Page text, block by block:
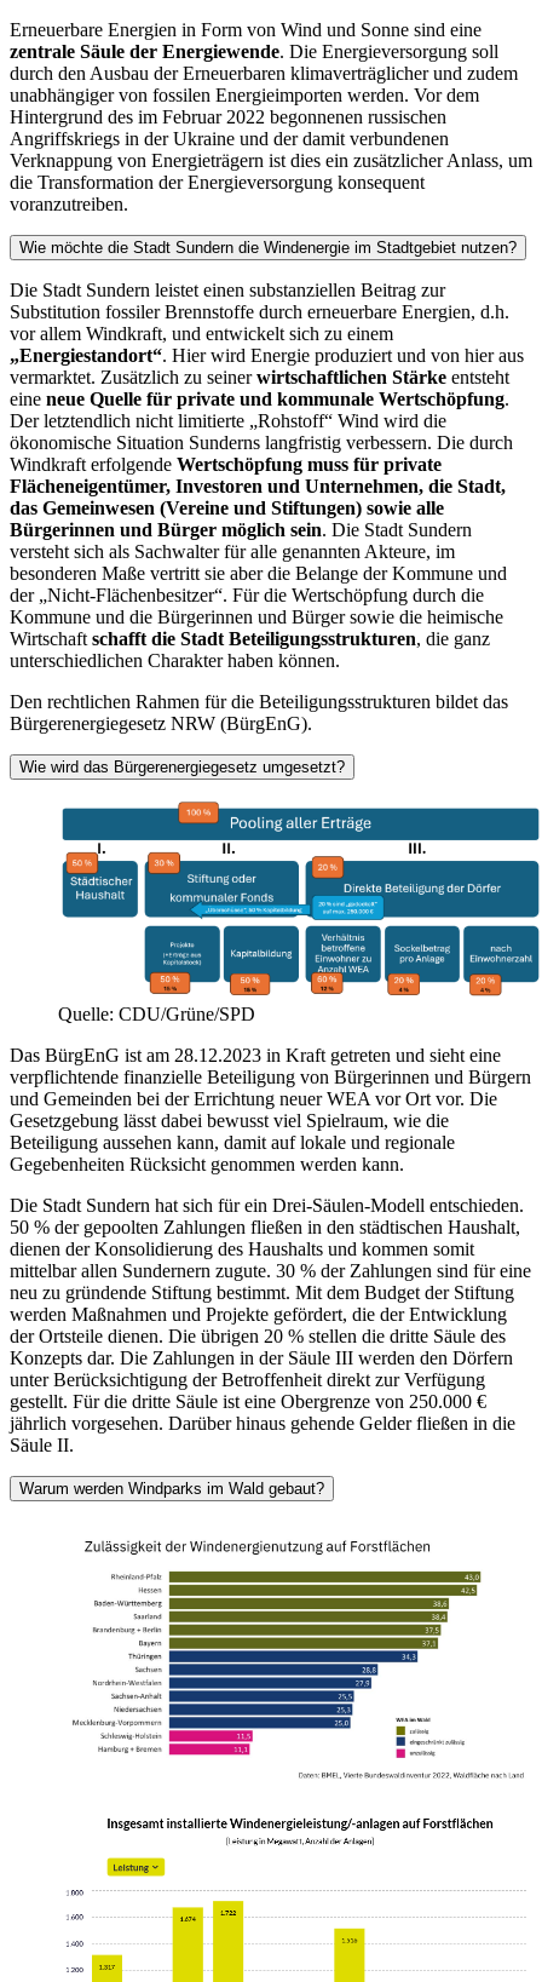
Erneuerbare Energien in Form von Wind und Sonne sind eine
zentrale Säule der Energiewende. Die Energieversorgung soll
durch den Ausbau der Erneuerbaren klimaverträglicher und zudem
unabhängiger von fossilen Energieimporten werden. Vor dem
Hintergrund des im Februar 2022 begonnenen russischen
Angriffskriegs in der Ukraine und der damit verbundenen
Verknappung von Energieträgern ist dies ein zusätzlicher Anlass, um
die Transformation der Energieversorgung konsequent
voranzutreiben.
Wie möchte die Stadt Sundern die Windenergie im Stadtgebiet nutzen?
Die Stadt Sundern leistet einen substanziellen Beitrag zur
Substitution fossiler Brennstoffe durch erneuerbare Energien, d.h.
vor allem Windkraft, und entwickelt sich zu einem
„Energiestandort“. Hier wird Energie produziert und von hier aus
vermarktet. Zusätzlich zu seinerwirtschaftlichen Stärke entsteht
eine neue Quelle für private und kommunale Wertschöpfung.
Der letztendlich nicht limitierte „Rohstoff“ Wind wird die
ökonomische Situation Sunderns langfristig verbessern. Die durch
Windkraft erfolgende Wertschöpfung muss für private
Flächeneigentümer, Investoren und Unternehmen, die Stadt,
das Gemeinwesen (Vereine und Stiftungen) sowie alle
Bürgerinnen und Bürger möglich sein. Die Stadt Sundern
versteht sich als Sachwalter für alle genannten Akteure, im
besonderen Maße vertritt sie aber die Belange der Kommune und
der „Nicht-Flächenbesitzer“. Für die Wertschöpfung durch die
Kommune und die Bürgerinnen und Bürger sowie die heimische
Wirtschaft schafft die Stadt Beteiligungsstrukturen, die ganz
unterschiedlichen Charakter haben können.
Den rechtlichen Rahmen für die Beteiligungsstrukturen bildet das
Bürgerenergiegesetz NRW (BürgEnG).
Wie wird das Bürgerenergiegesetz umgesetzt?
Quelle: CDU/Grüne/SPD
Das BürgEnG ist am 28.12.2023 in Kraft getreten und sieht eine
verpflichtende finanzielle Beteiligung von Bürgerinnen und Bürgern
und Gemeinden bei der Errichtung neuer WEA vor Ort vor. Die
Gesetzgebung lässt dabei bewusst viel Spielraum, wie die
Beteiligung aussehen kann, damit auf lokale und regionale
Gegebenheiten Rücksicht genommen werden kann.
Die Stadt Sundern hat sich für ein Drei-Säulen-Modell entschieden.
50 % der gepoolten Zahlungen fließen in den städtischen Haushalt,
dienen der Konsolidierung des Haushalts und kommen somit
mittelbar allen Sundernern zugute. 30 % der Zahlungen sind für eine
neu zu gründende Stiftung bestimmt. Mit dem Budget der Stiftung
werden Maßnahmen und Projekte gefördert, die der Entwicklung
der Ortsteile dienen. Die übrigen 20 % stellen die dritte Säule des
Konzepts dar. Die Zahlungen in der Säule III werden den Dörfern
unter Berücksichtigung der Betroffenheit direkt zur Verfügung
gestellt. Für die dritte Säule ist eine Obergrenze von 250.000 €
jährlich vorgesehen. Darüber hinaus gehende Gelder fließen in die
Säule II.
Warum werden Windparks im Wald gebaut?